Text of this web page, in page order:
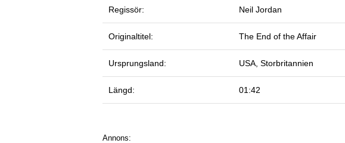
Regissör: Neil Jordan
Originaltitel: The End of the Affair
Ursprungsland: USA, Storbritannien
Längd: 01:42
Annons: